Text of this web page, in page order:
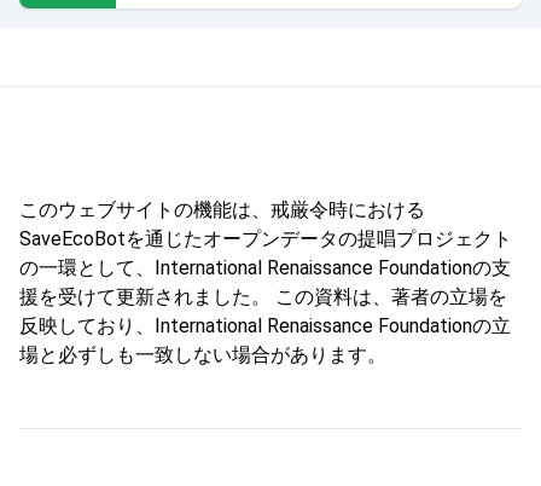
このウェブサイトの機能は、戒厳令時における
SaveEcoBotを通じたオープンデータの提唱プロジェクト
の一環として、International Renaissance Foundationの支
援を受けて更新されました。 この資料は、著者の立場を
反映しており、International Renaissance Foundationの立
場と必ずしも一致しない場合があります。